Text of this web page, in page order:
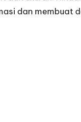
dan membuat